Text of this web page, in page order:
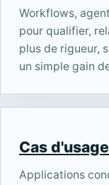
Workflows,
pour qualifier,
plus de rigueur,
un simple gain
Cas
Applications